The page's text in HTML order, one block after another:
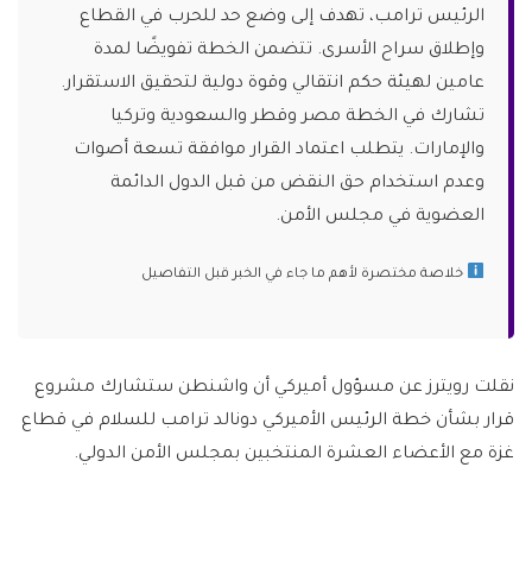
الرئيس ترامب، تهدف إلى وضع حد للحرب في القطاع
وإطلاق سراح الأسرى. تتضمن الخطة تفويضًا لمدة
عامين لهيئة حكم انتقالي وقوة دولية لتحقيق الاستقرار.
تشارك في الخطة مصر وقطر والسعودية وتركيا
والإمارات. يتطلب اعتماد القرار موافقة تسعة أصوات
وعدم استخدام حق النقض من قبل الدول الدائمة
العضوية في مجلس الأمن.
خلاصة مختصرة لأهم ما جاء في الخبر قبل التفاصيل
نقلت رويترز عن مسؤول أميركي أن واشنطن ستشارك مشروع
قرار بشأن خطة الرئيس الأميركي دونالد ترامب للسلام في قطاع
غزة مع الأعضاء العشرة المنتخبين بمجلس الأمن الدولي.